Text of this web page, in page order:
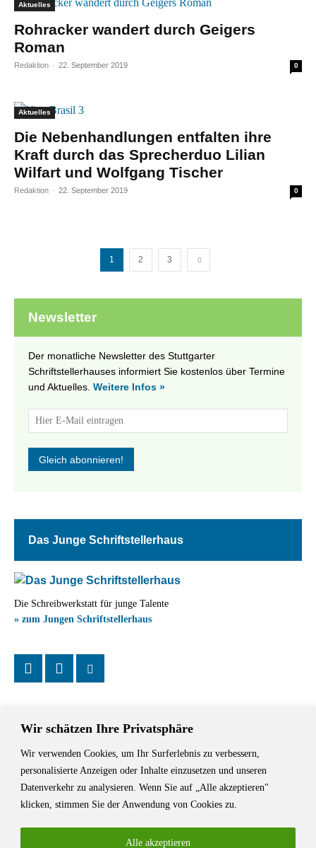
Wir schätzen Ihre Privatsphäre
Wir verwenden Cookies, um Ihr Surferlebnis zu verbessern,
personalisierte Anzeigen oder Inhalte einzusetzen und unseren
Datenverkehr zu analysieren. Wenn Sie auf „Alle akzeptieren"
klicken, stimmen Sie der Anwendung von Cookies zu.
Alle akzeptieren
Aktuelles
Rohracker wandert durch Geigers
Roman
Redaktion - 22. September 2019 0
Aktuelles
Die Nebenhandlungen entfalten ihre
Kraft durch das Sprecherduo Lilian
Wilfart und Wolfgang Tischer
Redaktion - 22. September 2019 0
1 2 3
Newsletter
Der monatliche Newsletter des Stuttgarter
Schriftstellerhauses informiert Sie kostenlos über Termine
und Aktuelles. Weitere Infos »
Das Junge Schriftstellerhaus
Die Schreibwerkstatt für junge Talente
» zum Jungen Schriftstellerhaus
Das Schriftstellerhaus ist ein beliebter Treffpunkt für Autorinnen und
Autoren aus Stuttgart und der Region sowie ein Veranstaltungsort für
Lesungen, Tagungen und Schreibwerkstätten.